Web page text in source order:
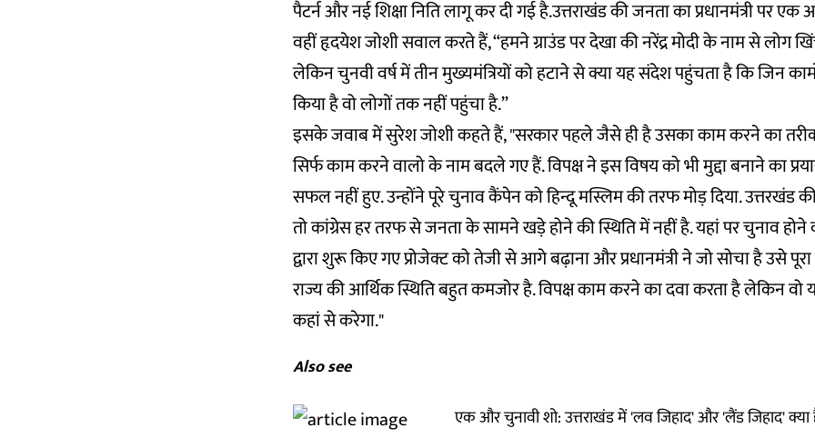
पैटर्न और नई शिक्षा निति लागू कर दी गई है.उत्तराखंड की जनता का प्रधानमंत्री पर एक
वहीं हृदयेश जोशी सवाल करते हैं, “हमने ग्राउंड पर देखा की नरेंद्र मोदी के नाम से
लेकिन चुनवी वर्ष में तीन मुख्यमंत्रियों को हटाने से क्या यह संदेश पहुंचता है कि जिन
किया है वो लोगों तक नहीं पहुंचा है.”
इसके जवाब में सुरेश जोशी कहते हैं, "सरकार पहले जैसे ही है उसका काम करने का
सिर्फ काम करने वालो के नाम बदले गए हैं. विपक्ष ने इस विषय को भी मुद्दा बनाने का
सफल नहीं हुए. उन्होंने पूरे चुनाव कैंपेन को हिन्दू मस्लिम की तरफ मोड़ दिया. उत्तरखंड
तो कांग्रेस हर तरफ से जनता के सामने खड़े होने की स्थिति में नहीं है. यहां पर चुनाव
द्वारा शुरू किए गए प्रोजेक्ट को तेजी से आगे बढ़ाना और प्रधानमंत्री ने जो सोचा है उसे
राज्य की आर्थिक स्थिति बहुत कमजोर है. विपक्ष काम करने का दवा करता है लेकिन वो
कहां से करेगा."
Also see
एक और चुनावी शो: उत्तराखंड में 'लव जिहाद' और 'लैंड जिहाद' क्या